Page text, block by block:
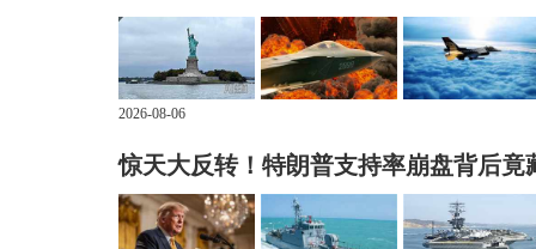
2026-08-06
惊天大反转！特朗普支持率崩盘背后竟